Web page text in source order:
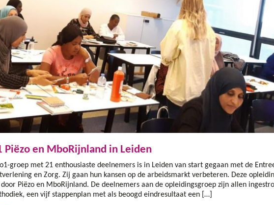
Piëzo en MboRijnland in Leiden
groep met 21 enthousiaste deelnemers is in Leiden van start gegaan met de
en Zorg. Zij gaan hun kansen op de arbeidsmarkt verbeteren. Deze
Piëzo en MboRijnland. De deelnemers aan de opleidingsgroep zijn allen
een vijf stappenplan met als beoogd eindresultaat een […]